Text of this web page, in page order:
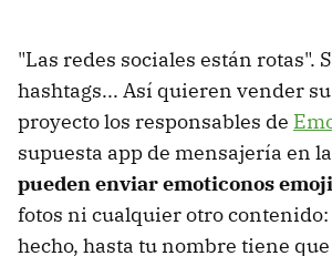
"Las redes sociales están rotas".
hashtags... Así quieren vender
proyecto los responsables de
supuesta app de mensajería en
pueden enviar emoticonos emoji
fotos ni cualquier otro contenido:
hecho, hasta tu nombre tiene